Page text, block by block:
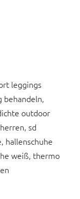
leggings
behandeln,
outdoor
sd
hallenschuhe
weiß, thermo